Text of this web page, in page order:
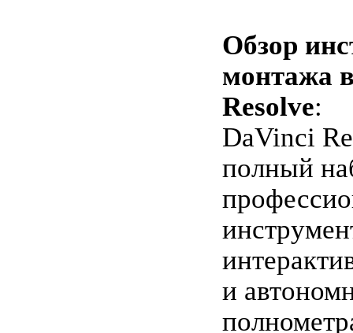
Обзор
монтажа
Resolve:
DaVinci
полный
и